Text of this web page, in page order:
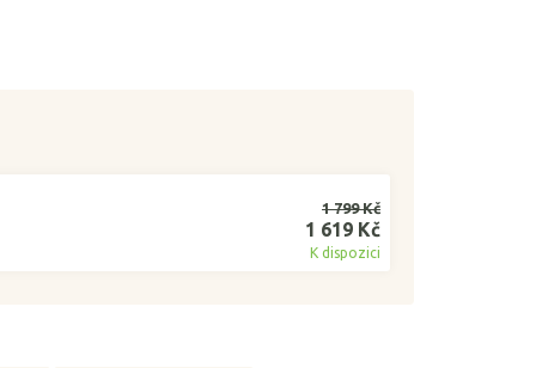
1 799 Kč
1 619 Kč
K dispozici